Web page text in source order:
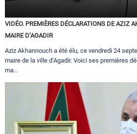
VIDÉO. PREMIÈRES DÉCLARATIONS DE AZIZ
MAIRE D’AGADIR
Aziz Akhannouch a été élu, ce vendredi 24
maire de la ville d’Agadir. Voici ses premières
ma...